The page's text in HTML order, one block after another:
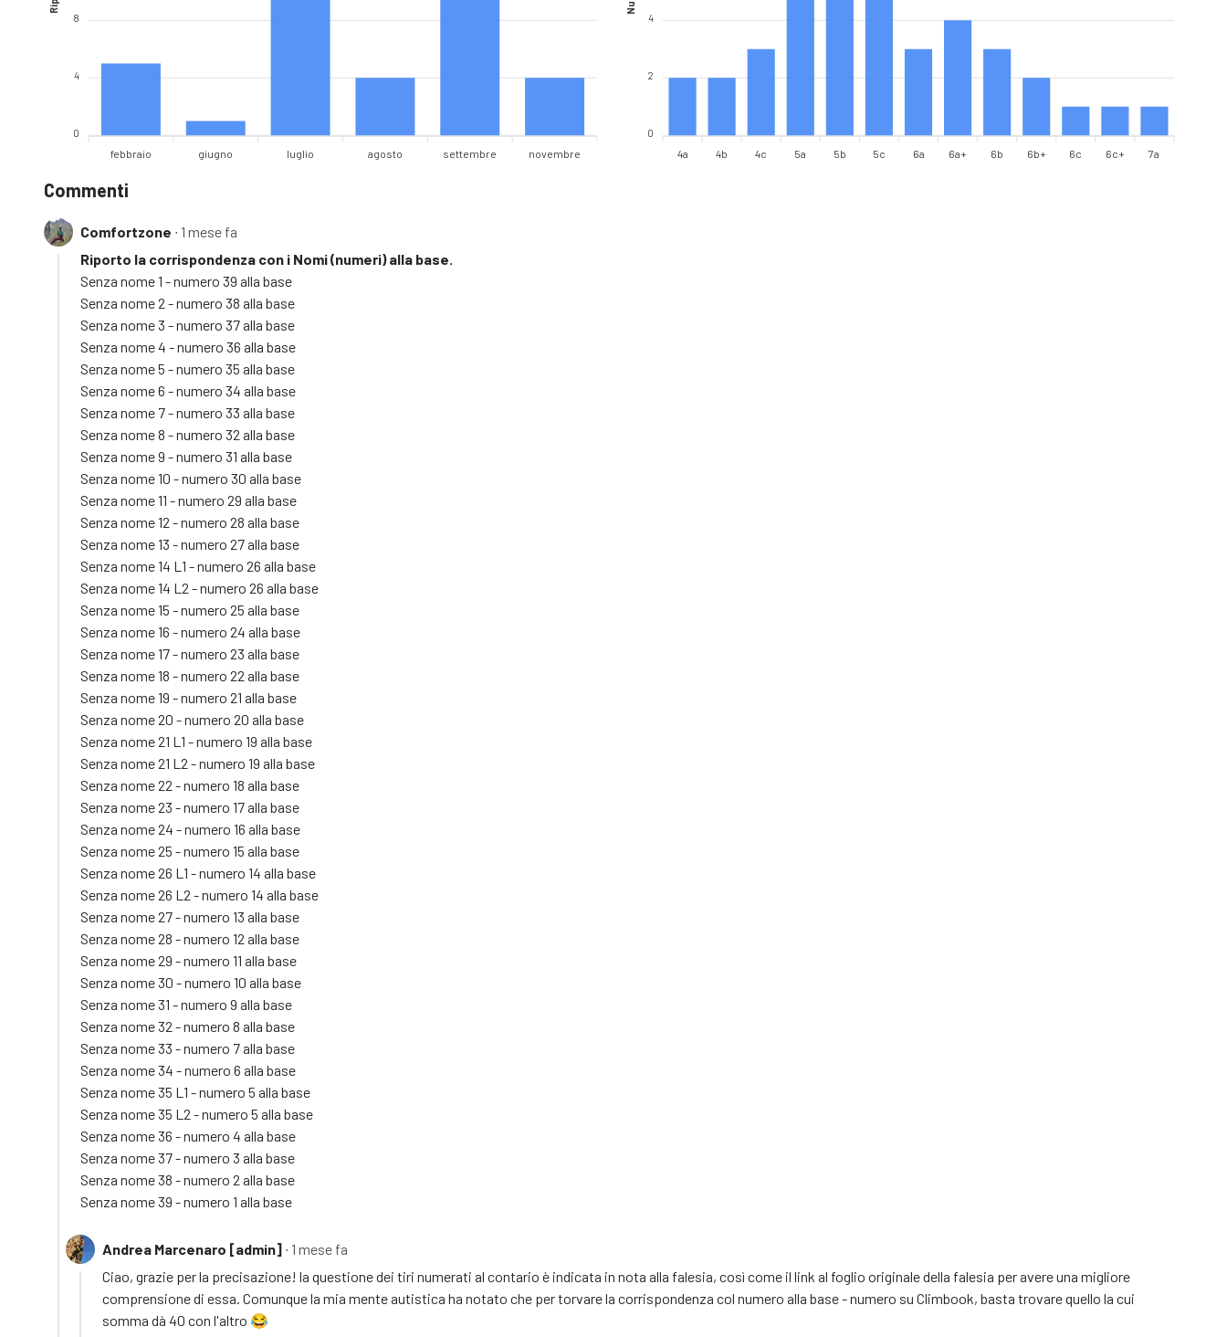
8
4
0
febbraio giugno luglio agosto settembre novembre
4
2
0
4a 4b 4c 5a 5b 5c 6a 6a+ 6b 6b+ 6c 6c+ 7a
Commenti
Comfortzone ∙ 1 mese fa
Riporto la corrispondenza con i Nomi (numeri) alla base.
Senza nome 1 - numero 39 alla base
Senza nome 2 - numero 38 alla base
Senza nome 3 - numero 37 alla base
Senza nome 4 - numero 36 alla base
Senza nome 5 - numero 35 alla base
Senza nome 6 - numero 34 alla base
Senza nome 7 - numero 33 alla base
Senza nome 8 - numero 32 alla base
Senza nome 9 - numero 31 alla base
Senza nome 10 - numero 30 alla base
Senza nome 11 - numero 29 alla base
Senza nome 12 - numero 28 alla base
Senza nome 13 - numero 27 alla base
Senza nome 14 L1 - numero 26 alla base
Senza nome 14 L2 - numero 26 alla base
Senza nome 15 - numero 25 alla base
Senza nome 16 - numero 24 alla base
Senza nome 17 - numero 23 alla base
Senza nome 18 - numero 22 alla base
Senza nome 19 - numero 21 alla base
Senza nome 20 - numero 20 alla base
Senza nome 21 L1 - numero 19 alla base
Senza nome 21 L2 - numero 19 alla base
Senza nome 22 - numero 18 alla base
Senza nome 23 - numero 17 alla base
Senza nome 24 - numero 16 alla base
Senza nome 25 - numero 15 alla base
Senza nome 26 L1 - numero 14 alla base
Senza nome 26 L2 - numero 14 alla base
Senza nome 27 - numero 13 alla base
Senza nome 28 - numero 12 alla base
Senza nome 29 - numero 11 alla base
Senza nome 30 - numero 10 alla base
Senza nome 31 - numero 9 alla base
Senza nome 32 - numero 8 alla base
Senza nome 33 - numero 7 alla base
Senza nome 34 - numero 6 alla base
Senza nome 35 L1 - numero 5 alla base
Senza nome 35 L2 - numero 5 alla base
Senza nome 36 - numero 4 alla base
Senza nome 37 - numero 3 alla base
Senza nome 38 - numero 2 alla base
Senza nome 39 - numero 1 alla base
Andrea Marcenaro [admin] ∙ 1 mese fa
Ciao, grazie per la precisazione! la questione dei tiri numerati al contario è indicata in nota alla falesia, così come il link al foglio originale della falesia per avere una migliore
comprensione di essa. Comunque la mia mente autistica ha notato che per torvare la corrispondenza col numero alla base - numero su Climbook, basta trovare quello la cui
somma dà 40 con l'altro 😂